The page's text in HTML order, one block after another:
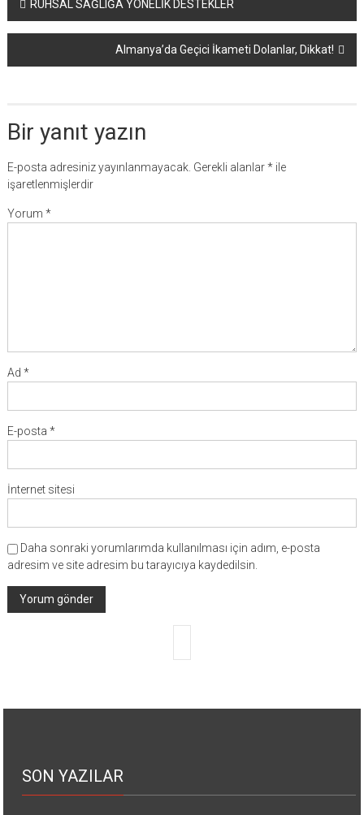
dolaşımı
RUHSAL SAĞLIĞA YÖNELİK DESTEKLER
Almanya’da Geçici İkameti Dolanlar, Dikkat!
Bir yanıt yazın
E-posta adresiniz yayınlanmayacak. Gerekli alanlar*ile
işaretlenmişlerdir
Yorum *
Ad *
E-posta *
İnternet sitesi
Daha sonraki yorumlarımda kullanılması için adım, e-posta
adresim ve site adresim bu tarayıcıya kaydedilsin.
SON YAZILAR